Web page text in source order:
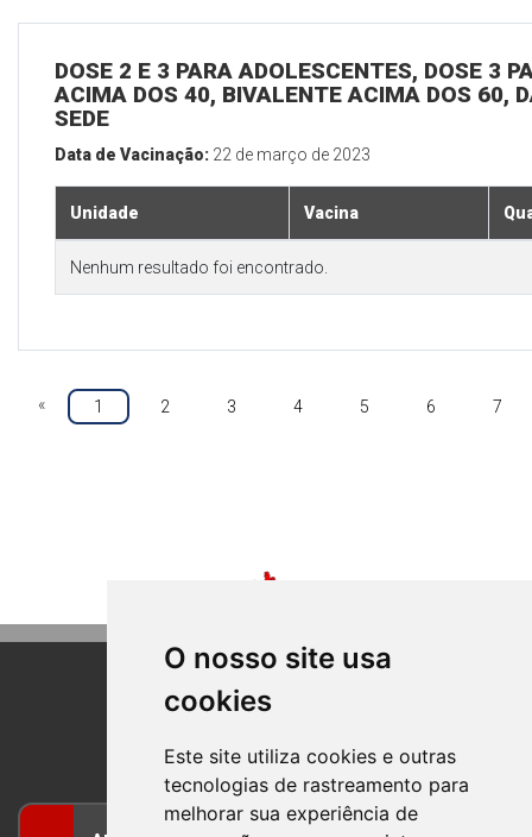
O nosso site usa
cookies
Este site utiliza cookies e outras
tecnologias de rastreamento para
melhorar sua experiência de
DOSE 2 E 3 PARA ADOLESCENTES, DOSE 3
ACIMA DOS 40, BIVALENTE ACIMA DOS 60,
SEDE
Data de Vacinação: 22 de março de 2023
Unidade Vacina
Nenhum resultado foi encontrado.
« 1 2 3 4 5 6 7
BOM PRINCIPIO
RIO GRANDE DO SUL